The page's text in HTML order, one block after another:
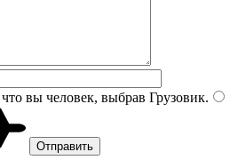
вы человек, выбрав Грузовик.